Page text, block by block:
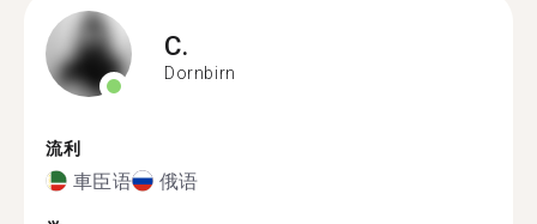
C.
Dornbirn
流利
車臣语 俄语